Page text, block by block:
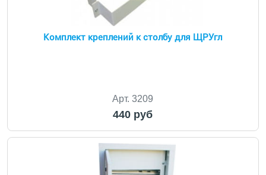
Комплект креплений к столбу для ЩРУгл
Арт. 3209
440 руб